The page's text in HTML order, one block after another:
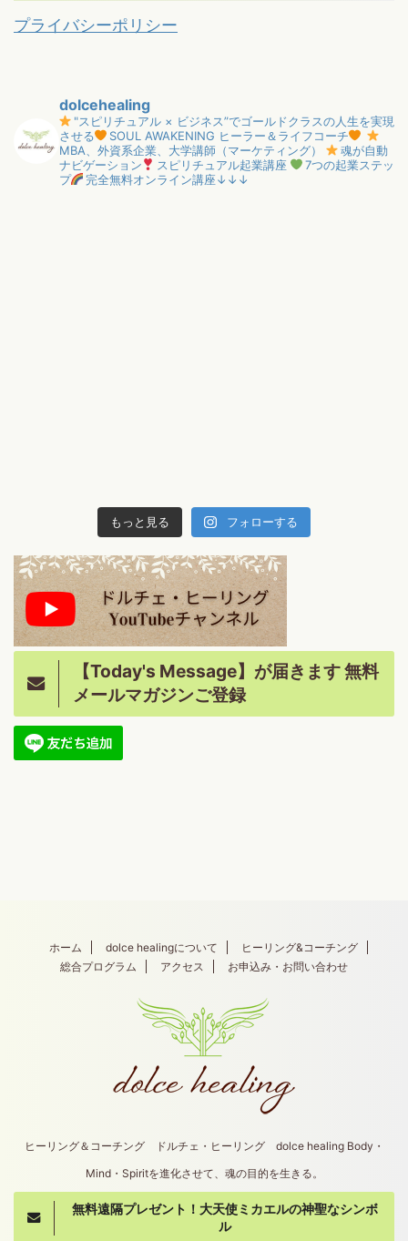
プライバシーポリシー
dolcehealing
"スピリチュアル × ビジネス”でゴールドクラスの人生を実現
させる
SOUL AWAKENING ヒーラー＆ライフコーチ
MBA、外資系企業、大学講師（マーケティング）
魂が自動
ナビゲーション
スピリチュアル起業講座
7つの起業ステッ
プ
完全無料オンライン講座↓↓↓
もっと見る フォローする
【Today's Message】が届きます 無料
メールマガジンご登録
ホーム dolce healingについて
ヒーリング&コーチング
総合プログラム
アクセス お申込み・お問い合わせ
ヒーリング＆コーチング ドルチェ・ヒーリング dolce healing Body・
Mind・Spiritを進化させて、魂の目的を生きる。
無料遠隔プレゼント！大天使ミカエルの神聖なシンボ
ル
Copyright© dolce healing , 2026 All Rights